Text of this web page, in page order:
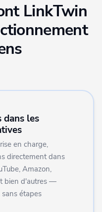
LinkTwin
dans les
en charge,
directement dans
Amazon,
bien d'autres —
étapes